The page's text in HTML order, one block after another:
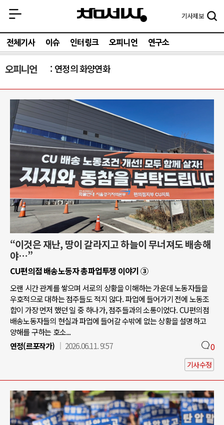
기사제보
전체기사 이슈 인터링크 오피니언 연구소
오피니언 연정의 화양연화
“이것은 재난, 땅이 갈라지고 하늘이 무너져도 배송해
야…”
CU편의점 배송노동자 총파업투쟁 이야기 ③
오랜 시간 관계를 쌓으며 서로의 상황을 이해하는 가운데 노동자들을
우호적으로 대하는 점주들도 적지 않다. 파업에 들어가기 전에 노동조
합이 가장 먼저 했던 일 중 하나가, 점주들과의 소통이었다. CU편의점
배송노동자들의 현실과 파업에 들어갈 수밖에 없는 상황을 설명하고
양해를 구하는 호소...
연정(르포작가)
2026.06.11. 9:57 0
기사수정